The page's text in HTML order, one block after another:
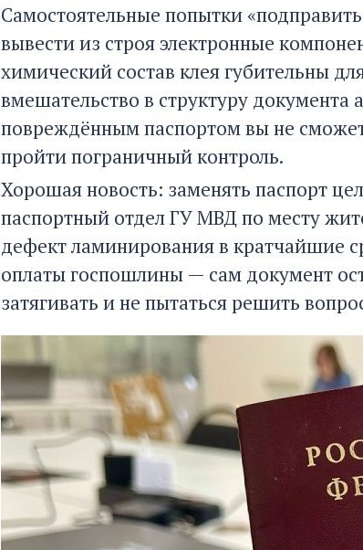
Самостоятельные попытки
вывести из строя электронные
химический состав клея губительны
вмешательство в структуру документа
повреждённым паспортом вы не
пройти пограничный контроль.
Хорошая новость: заменять паспорт
паспортный отдел ГУ МВД по месту
дефект ламинирования в кратчайшие
оплаты госпошлины — сам документ
затягивать и не пытаться решить